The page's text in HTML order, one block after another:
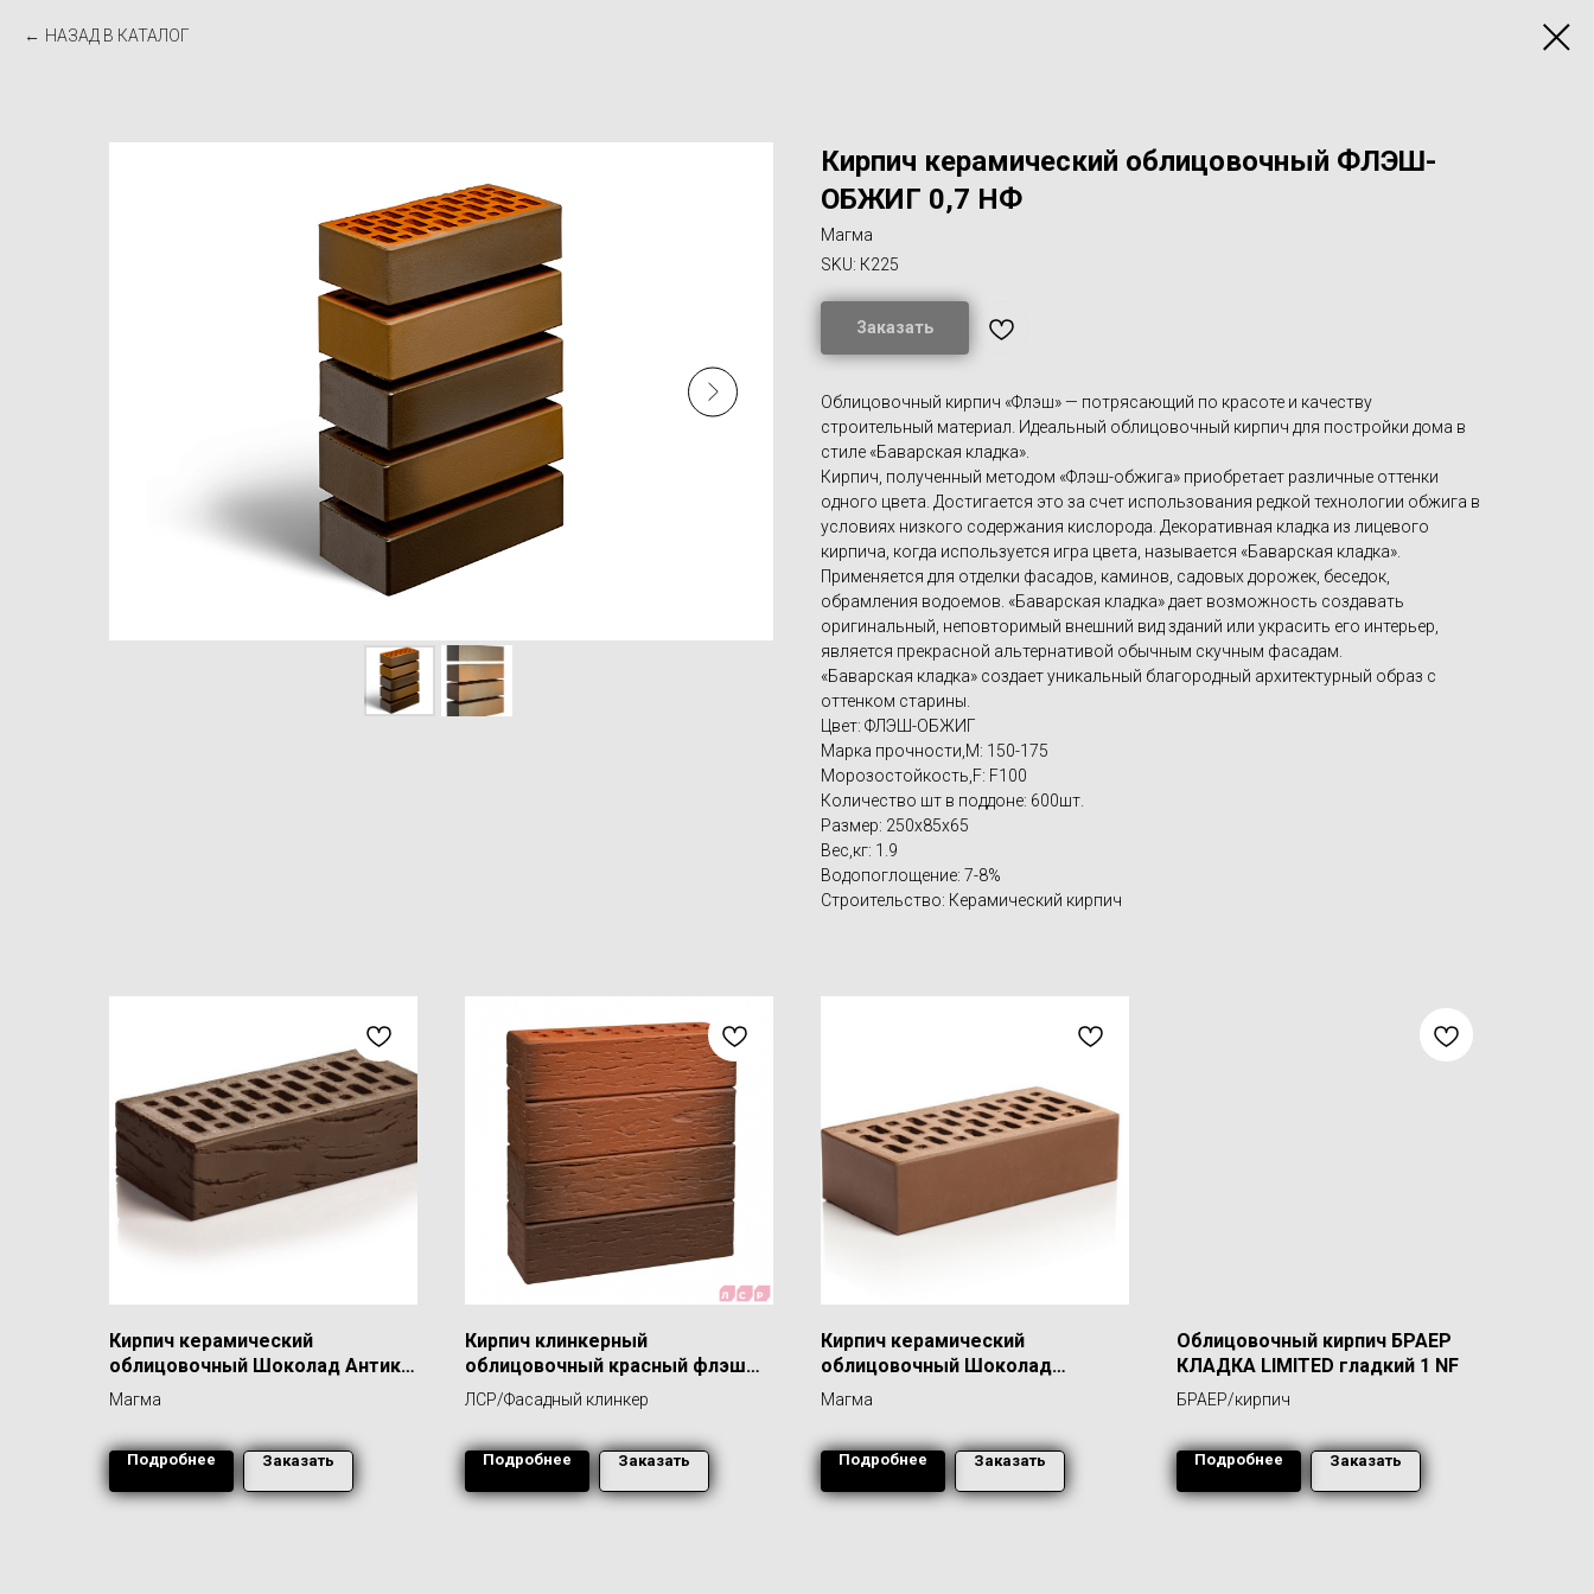
НАЗАД В КАТАЛОГ
Кирпич керамический облицовочный ФЛЭШ-
ОБЖИГ 0,7 НФ
Магма
SKU: К225
Заказать
Облицовочный кирпич «Флэш» — потрясающий по красоте и качеству
строительный материал. Идеальный облицовочный кирпич для постройки дома в
стиле «Баварская кладка».
Кирпич, полученный методом «Флэш-обжига» приобретает различные оттенки
одного цвета. Достигается это за счет использования редкой технологии обжига в
условиях низкого содержания кислорода. Декоративная кладка из лицевого
кирпича, когда используется игра цвета, называется «Баварская кладка».
Применяется для отделки фасадов, каминов, садовых дорожек, беседок,
обрамления водоемов. «Баварская кладка» дает возможность создавать
оригинальный, неповторимый внешний вид зданий или украсить его интерьер,
является прекрасной альтернативой обычным скучным фасадам.
«Баварская кладка» создает уникальный благородный архитектурный образ с
оттенком старины.
Цвет: ФЛЭШ-ОБЖИГ
Марка прочности,M: 150-175
Морозостойкость,F: F100
Количество шт в поддоне: 600шт.
Размер: 250х85х65
Вес,кг: 1.9
Водопоглощение: 7-8%
Строительство: Керамический кирпич
Кирпич керамический
облицовочный Шоколад Антик
1,0 НФ
Магма
Подробнее Заказать
Кирпич клинкерный
облицовочный красный флэш
"Ноттингем", поверхность
ЛСР/Фасадный клинкер
Подробнее Заказать
Кирпич керамический
облицовочный Шоколад
Гладкий 1,0 НФ
Магма
Подробнее Заказать
Облицовочный кирпич БРАЕР
КЛАДКА LIMITED гладкий 1 NF
БРАЕР/кирпич
Подробнее Заказать